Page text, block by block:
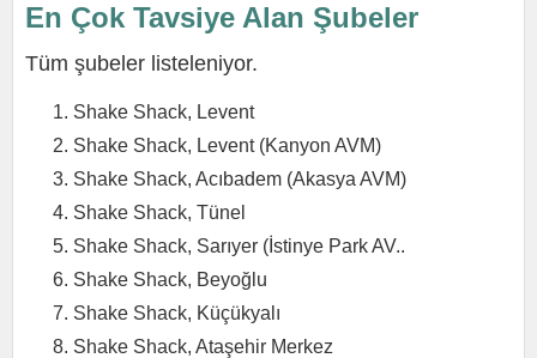
En Çok Tavsiye Alan Şubeler
Tüm şubeler listeleniyor.
Shake Shack, Levent
Shake Shack, Levent (Kanyon AVM)
Shake Shack, Acıbadem (Akasya AVM)
Shake Shack, Tünel
Shake Shack, Sarıyer (İstinye Park AV..
Shake Shack, Beyoğlu
Shake Shack, Küçükyalı
Shake Shack, Ataşehir Merkez